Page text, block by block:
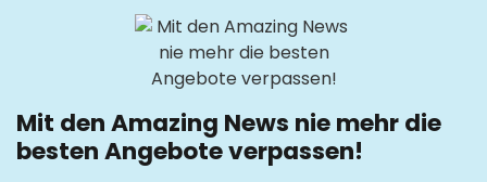
Mit den Amazing News nie mehr die
besten Angebote verpassen!